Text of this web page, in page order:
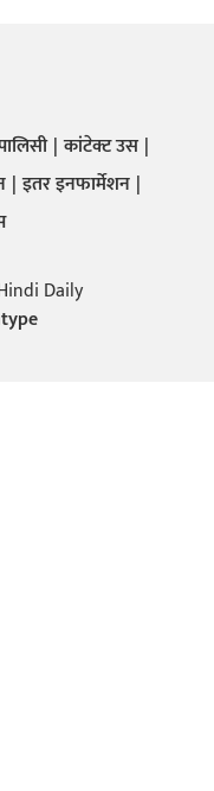
कांटेक्ट उस
इतर इनफार्मेशन
Daily